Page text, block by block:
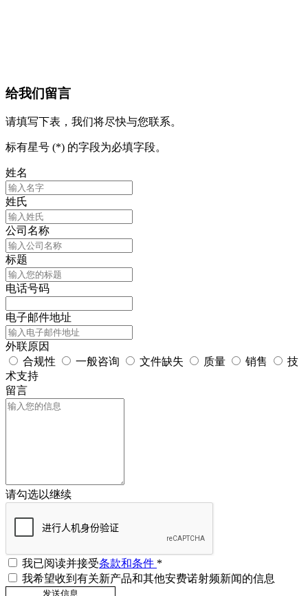
给我们留言
请填写下表，我们将尽快与您联系。
标有星号 (*) 的字段为必填字段。
姓名
姓氏
公司名称
标题
电话号码
电子邮件地址
外联原因
合规性
一般咨询 文件缺失 质量 销售
技
术支持
留言
请勾选以继续
我已阅读并接受条款和条件 *
我希望收到有关新产品和其他安费诺射频新闻的信息